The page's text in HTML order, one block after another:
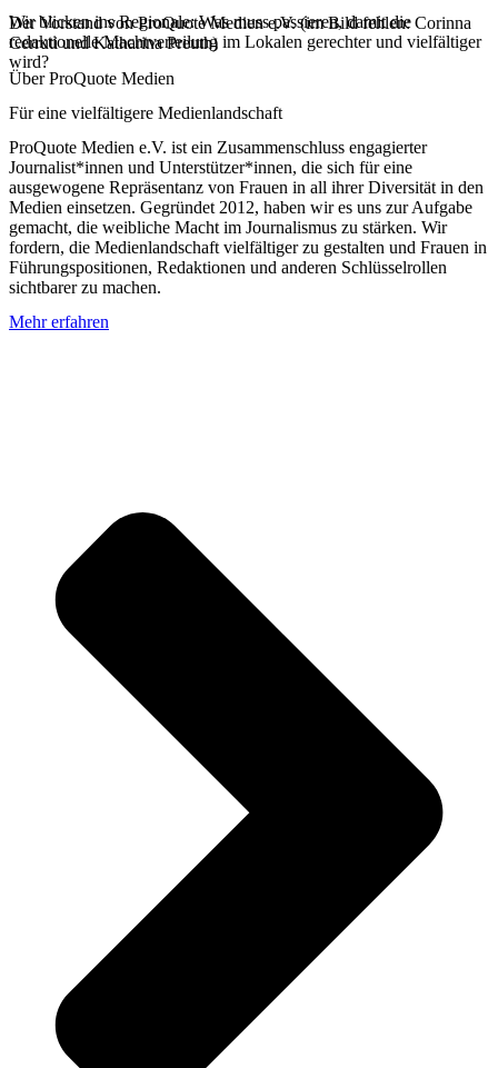
Wir blicken ins Regionale: Was muss passieren, damit die
redaktionelle Machtverteilung im Lokalen gerechter und vielfältiger
wird?
Der Vorstand von ProQuote Medien e.V. (im Bild fehlen: Corinna
Cerruti und Katharina Preuth)
Über ProQuote Medien
Für eine vielfältigere Medienlandschaft
ProQuote Medien e.V. ist ein Zusammenschluss engagierter
Journalist*innen und Unterstützer*innen, die sich für eine
ausgewogene Repräsentanz von Frauen in all ihrer Diversität in den
Medien einsetzen. Gegründet 2012, haben wir es uns zur Aufgabe
gemacht, die weibliche Macht im Journalismus zu stärken. Wir
fordern, die Medienlandschaft vielfältiger zu gestalten und Frauen in
Führungspositionen, Redaktionen und anderen Schlüsselrollen
sichtbarer zu machen.
Mehr erfahren